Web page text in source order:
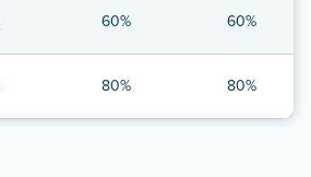
60% 60%
80% 80%